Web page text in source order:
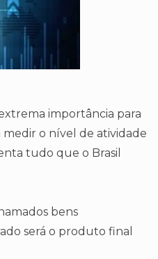
importância para
medir o nível de atividade
tudo que o Brasil
bens
será o produto final